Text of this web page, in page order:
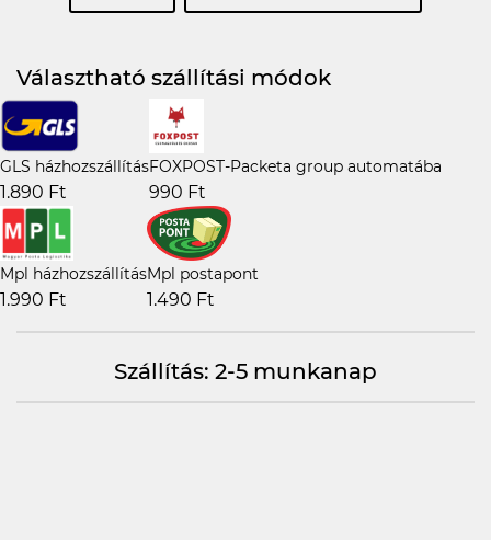
Választható szállítási módok
GLS házhozszállítás
1.890 Ft
FOXPOST-Packeta group automatába
990 Ft
Mpl házhozszállítás
1.990 Ft
Mpl postapont
1.490 Ft
Szállítás: 2-5 munkanap